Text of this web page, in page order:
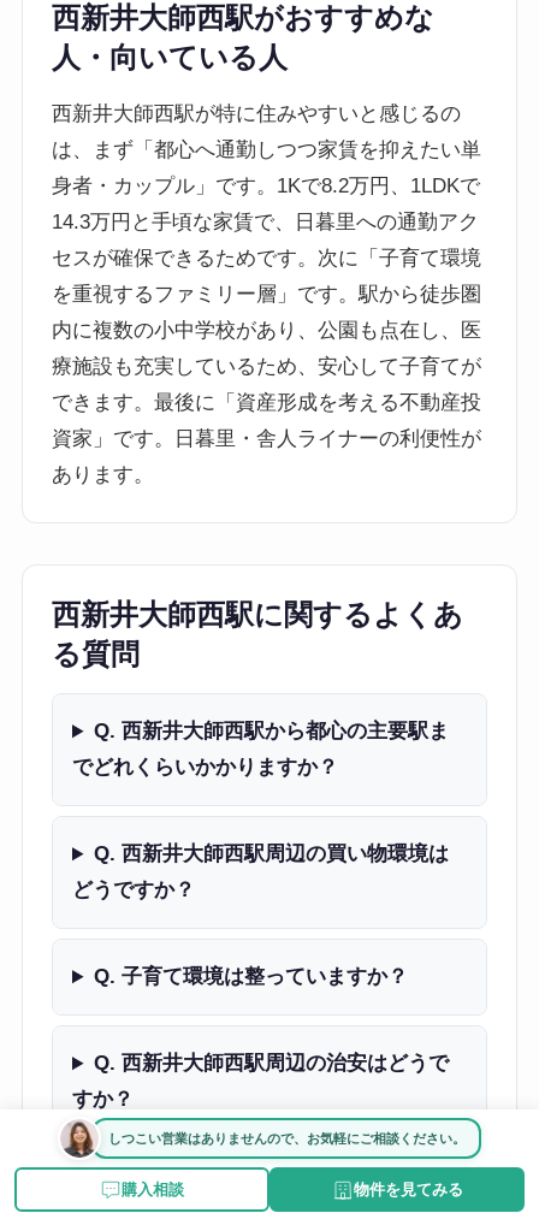
西新井大師西駅がおすすめな
人・向いている人
西新井大師西駅が特に住みやすいと感じるの
は、まず「都心へ通勤しつつ家賃を抑えたい単
身者・カップル」です。1Kで8.2万円、1LDKで
14.3万円と手頃な家賃で、日暮里への通勤アク
セスが確保できるためです。次に「子育て環境
を重視するファミリー層」です。駅から徒歩圏
内に複数の小中学校があり、公園も点在し、医
療施設も充実しているため、安心して子育てが
できます。最後に「資産形成を考える不動産投
資家」です。日暮里・舎人ライナーの利便性が
あります。
西新井大師西駅に関するよくあ
る質問
Q. 西新井大師西駅から都心の主要駅ま
でどれくらいかかりますか？
Q. 西新井大師西駅周辺の買い物環境は
どうですか？
Q. 子育て環境は整っていますか？
Q. 西新井大師西駅周辺の治安はどうで
すか？
Q. 西新井大師西駅周辺の家賃相場はど
しつこい営業はありませんので、お気軽にご相談ください。
購入相談 物件を見てみる